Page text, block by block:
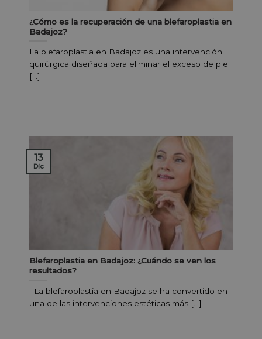
¿Cómo es la recuperación de una blefaroplastia en
Badajoz?
La blefaroplastia en Badajoz es una intervención
quirúrgica diseñada para eliminar el exceso de piel
[...]
Blefaroplastia en Badajoz: ¿Cuándo se ven los
resultados?
La blefaroplastia en Badajoz se ha convertido en
una de las intervenciones estéticas más [...]
13
Dic